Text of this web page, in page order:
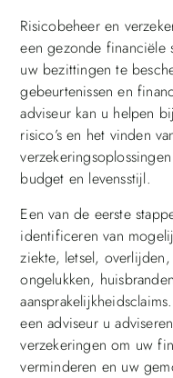
Risicobeheer en
een gezonde financiële
uw bezittingen te
gebeurtenissen en
adviseur kan u helpen
risico’s en het vinden
budget en levensstijl.
Een van de eerste
identificeren van
ziekte, letsel,
ongelukken,
een adviseur u
verzekeringen om uw
verminderen en uw